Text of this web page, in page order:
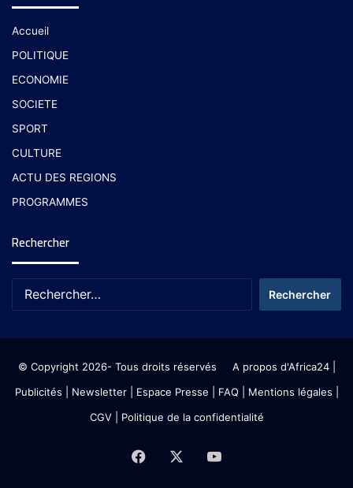
Accueil
POLITIQUE
ECONOMIE
SOCIETE
SPORT
CULTURE
ACTU DES REGIONS
PROGRAMMES
Rechercher
© Copyright 2026- Tous droits réservés A propos d'Africa24|
Publicités
Newsletter| Espace Presse | FAQ | Mentions légales
CGV| Politique de la confidentialité